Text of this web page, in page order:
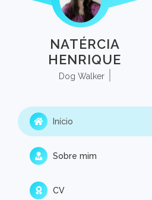
NATÉRCIA
HENRIQUE
Dog Walker
Início
Sobre mim
CV